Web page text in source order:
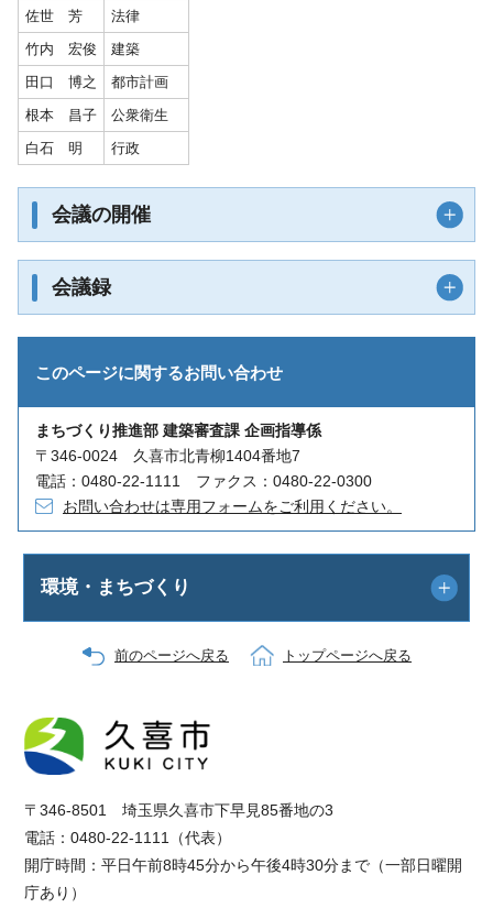
佐世 芳
法律
竹内 宏俊
建築
田口 博之
都市計画
根本 昌子
公衆衛生
白石 明
行政
会議の開催
会議録
このページに関するお問い合わせ
まちづくり推進部 建築審査課 企画指導係
〒346-0024 久喜市北青柳1404番地7
電話：0480-22-1111 ファクス：0480-22-0300
お問い合わせは専用フォームをご利用ください。
環境・まちづくり
前のページへ戻る トップページへ戻る
〒346-8501 埼玉県久喜市下早見85番地の3
電話：0480-22-1111（代表）
開庁時間：平日午前8時45分から午後4時30分まで（一部日曜開
庁あり）